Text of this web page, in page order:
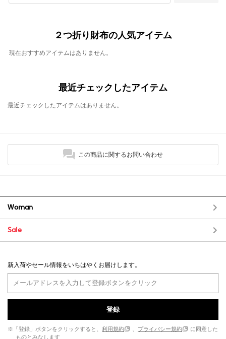
２つ折り財布の人気アイテム
現在おすすめアイテムはありません。
最近チェックしたアイテム
最近チェックしたアイテムはありません。
この商品に関するお問い合わせ
Woman
Sale
新入荷やセール情報をいちはやくお届けします。
登録
※「登録」ボタンをクリックすると、 利用規約 、 プライバシー規約
に同意した
ものとみなします